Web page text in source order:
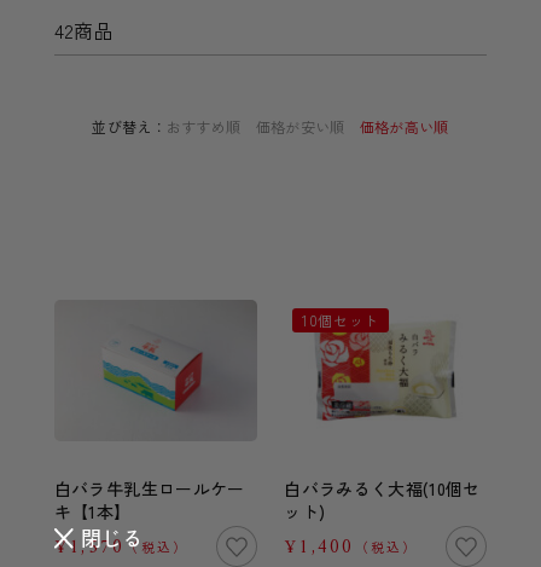
閉じる
42商品
並び替え： おすすめ順 価格が安い順 価格が高い順
白バラ牛乳生ロールケー
キ【1本】
¥1,570 （税込）
10個セット
白バラみるく大福(10個セ
ット)
¥1,400 （税込）